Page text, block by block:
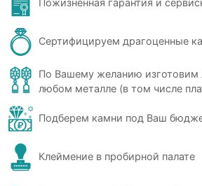
Пожизненная гарантия и
Сертифицируем драгоценные
По Вашему желанию
любом металле (в том числе
Подберем камни под Ваш
Клеймение в пробирной палате